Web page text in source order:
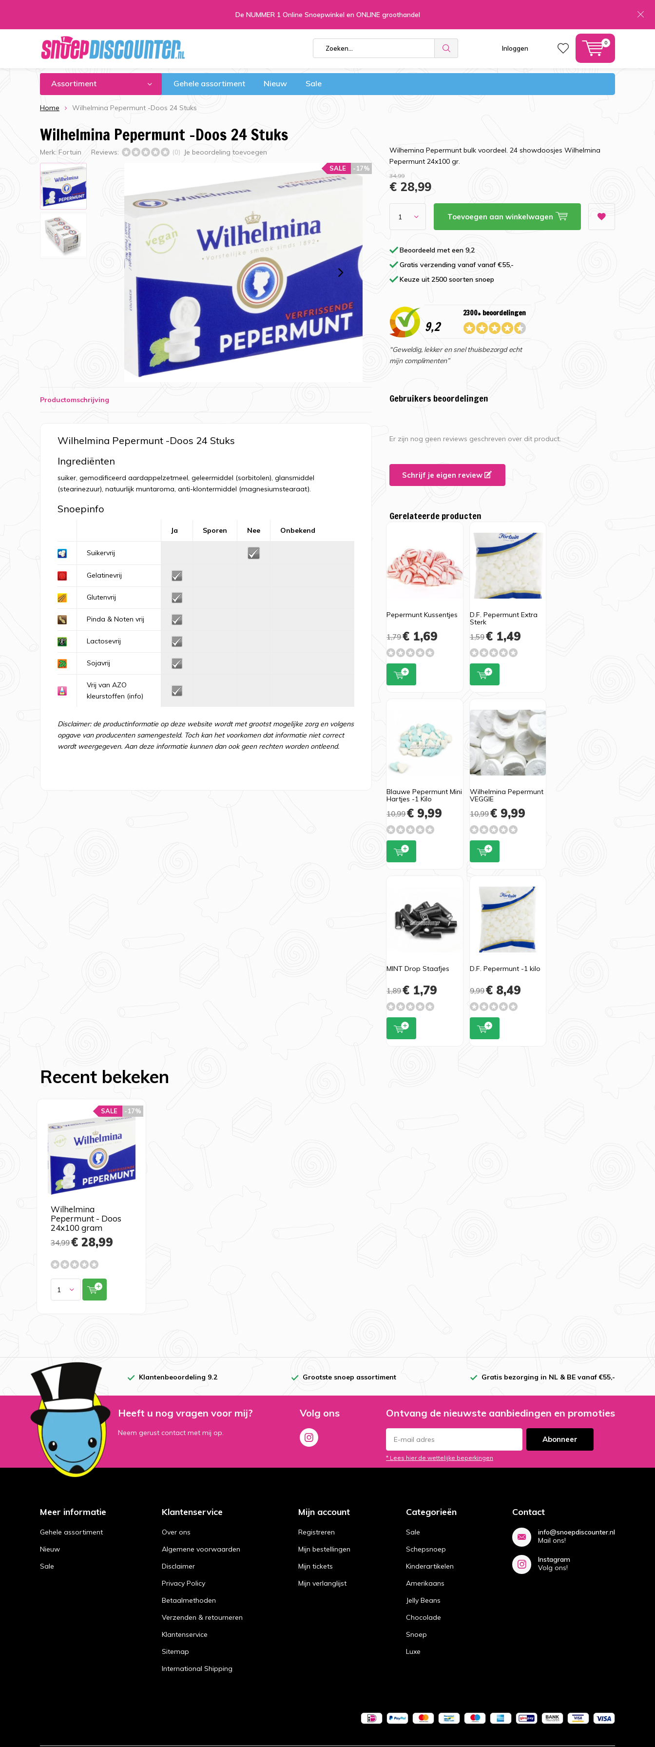
Inloggen
0
De NUMMER 1 Online Snoepwinkel en ONLINE groothandel
Assortiment Gehele assortiment Nieuw Sale
Home Wilhelmina Pepermunt -Doos 24 Stuks
Wilhelmina Pepermunt -Doos 24 Stuks
Merk: Fortuin Reviews: (0) Je beoordeling toevoegen
-17%
SALE
Wilhemina Pepermunt bulk voordeel. 24 showdoosjes Wilhelmina
Pepermunt 24x100 gr.
34,99
€ 28,99
Toevoegen aan winkelwagen
Beoordeeld met een 9,2
Gratis verzending vanaf vanaf €55,-
Keuze uit 2500 soorten snoep
9,2
2300+ beoordelingen
“Geweldig, lekker en snel thuisbezorgd echt
mijn complimenten”
Productomschrijving
Wilhelmina Pepermunt -Doos 24 Stuks
Ingrediënten
suiker, gemodificeerd aardappelzetmeel, geleermiddel (sorbitolen), glansmiddel
(stearinezuur), natuurlijk muntaroma, anti-klontermiddel (magnesiumstearaat).
Snoepinfo
Ja Sporen Nee Onbekend
Suikervrij
Gelatinevrij
Glutenvrij
Pinda & Noten vrij
Lactosevrij
Sojavrij
Vrij van AZO
kleurstoffen (info)
Disclaimer: de productinformatie op deze website wordt met grootst mogelijke zorg en volgens
opgave van producenten samengesteld. Toch kan het voorkomen dat informatie niet correct
wordt weergegeven. Aan deze informatie kunnen dan ook geen rechten worden ontleend.
Gebruikers beoordelingen
Er zijn nog geen reviews geschreven over dit product.
Schrijf je eigen review
Gerelateerde producten
Pepermunt Kussentjes
1,79€ 1,69
D.F. Pepermunt Extra
Sterk
1,59€ 1,49
Blauwe Pepermunt Mini
Hartjes -1 Kilo
10,99€ 9,99
Wilhelmina Pepermunt
VEGGIE
10,99€ 9,99
MINT Drop Staafjes
1,89€ 1,79
D.F. Pepermunt -1 kilo
9,99€ 8,49
Recent bekeken
Wilhelmina
Pepermunt - Doos
24x100 gram
-17%
SALE
34,99€ 28,99
Klantenbeoordeling 9.2 Grootste snoep assortiment Gratis bezorging in NL & BE vanaf €55,-
Heeft u nog vragen voor mij?
Neem gerust contact met mij op.
Volg ons Ontvang de nieuwste aanbiedingen en promoties
Abonneer
* Lees hier de wettelijke beperkingen
Meer informatie
Gehele assortiment
Nieuw
Sale
Klantenservice
Over ons
Algemene voorwaarden
Disclaimer
Privacy Policy
Betaalmethoden
Verzenden & retourneren
Klantenservice
Sitemap
International Shipping
Mijn account
Registreren
Mijn bestellingen
Mijn tickets
Mijn verlanglijst
Categorieën
Sale
Schepsnoep
Kinderartikelen
Amerikaans
Jelly Beans
Chocolade
Snoep
Luxe
Contact
info@snoepdiscounter.nl
Mail ons!
Instagram
Volg ons!